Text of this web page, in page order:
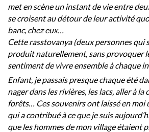
met en scène un instant de vie entre
se croisent au détour de leur activité
banc, chez eux…
Cette rasstovanya (deux personnes qui
produit naturellement, sans provoquer
sentiment de vivre ensemble à chaque
Enfant, je passais presque chaque été
nager dans les rivières, les lacs, aller à la
forêts… Ces souvenirs ont laissé en moi
qui a contribué à ce que je suis
que les hommes de mon village étaient